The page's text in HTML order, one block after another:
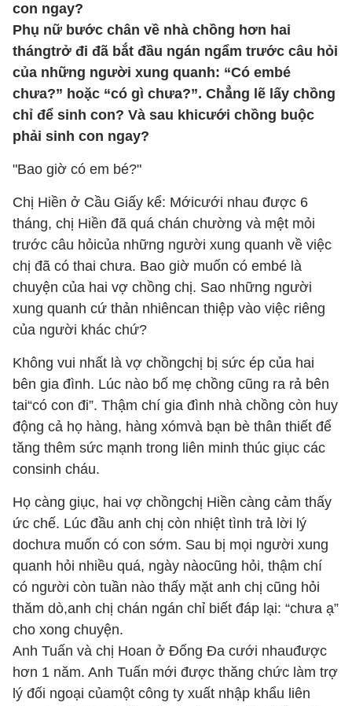
con ngay?
Phụ nữ bước chân về nhà chồng hơn hai
thángtrở đi đã bắt đầu ngán ngẩm trước câu hỏi
của những người xung quanh: “Có embé
chưa?” hoặc “có gì chưa?”. Chẳng lẽ lấy chồng
chỉ để sinh con? Và sau khicưới chồng buộc
phải sinh con ngay?
"Bao giờ có em bé?"
Chị Hiền ở Cầu Giấy kể: Mớicưới nhau được 6
tháng, chị Hiền đã quá chán chường và mệt mỏi
trước câu hỏicủa những người xung quanh về việc
chị đã có thai chưa. Bao giờ muốn có embé là
chuyện của hai vợ chồng chị. Sao những người
xung quanh cứ thản nhiêncan thiệp vào việc riêng
của người khác chứ?
Không vui nhất là vợ chồngchị bị sức ép của hai
bên gia đình. Lúc nào bố mẹ chồng cũng ra rả bên
tai“có con đi”. Thậm chí gia đình nhà chồng còn huy
động cả họ hàng, hàng xómvà bạn bè thân thiết để
tăng thêm sức mạnh trong liên minh thúc giục các
consinh cháu.
Họ càng giục, hai vợ chồngchị Hiền càng cảm thấy
ức chế. Lúc đầu anh chị còn nhiệt tình trả lời lý
dochưa muốn có con sớm. Sau bị mọi người xung
quanh hỏi nhiều quá, ngày nàocũng hỏi, thậm chí
có người còn tuần nào thấy mặt anh chị cũng hỏi
thăm dò,anh chị chán ngán chỉ biết đáp lại: “chưa ạ”
cho xong chuyện.
Anh Tuấn và chị Hoan ở Đống Đa cưới nhauđược
hơn 1 năm. Anh Tuấn mới được thăng chức làm trợ
lý đối ngoại củamột công ty xuất nhập khẩu liên